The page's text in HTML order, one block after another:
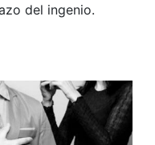
del ingenio.